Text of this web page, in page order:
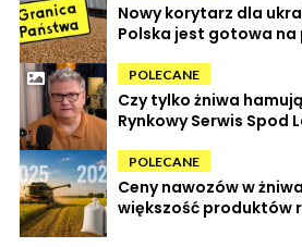
Nowy korytarz dla
Polska jest gotowa
POLECANE
Czy tylko żniwa
Rynkowy Serwis Spod
POLECANE
Ceny nawozów w
większość produktów